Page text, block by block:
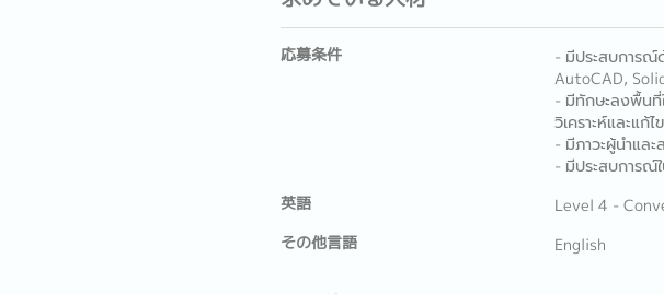
応募条件
- มีประสบการณ์
AutoCAD,
- มีทักษะลงพื้นที่
วิเคราะห์และแก้
- มีภาวะผู้นำแล
- มีประสบการณ์
英語
Level 4 -
その他言語
English